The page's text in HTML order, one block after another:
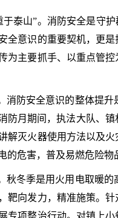
泰山”。消防安全是守
全意识的重要契机，更
为主要抓手、以重点管
消防安全意识的整体提
防月期间，执法大队、
解灭火器使用方法以及
危害，普及易燃危险物
秋冬季是用火用电取暖
靶向发力，精准施策。